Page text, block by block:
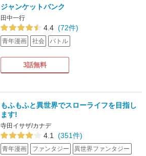
ジャンケットバンク
田中一行
4.4 (72件)
青年漫画 社会 バトル
3話無料
もふもふと異世界でスローライフを目指し
ます!
寺田イサザ/カナデ
4.1 (351件)
青年漫画 ファンタジー 異世界ファンタジー